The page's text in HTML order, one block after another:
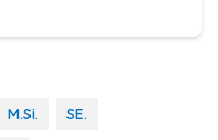
M.Si.
SE.